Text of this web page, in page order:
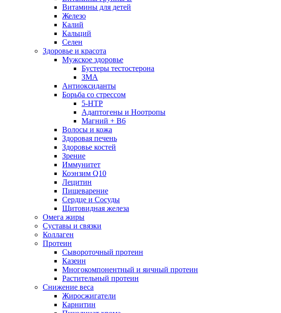
Витамины для детей
Железо
Калий
Кальций
Селен
Здоровье и красота
Мужское здоровье
Бустеры тестостерона
ЗМА
Антиоксиданты
Борьба со стрессом
5-HTP
Адаптогены и Ноотропы
Магний + В6
Волосы и кожа
Здоровая печень
Здоровье костей
Зрение
Иммунитет
Коэнзим Q10
Лецитин
Пищеварение
Сердце и Сосуды
Щитовидная железа
Омега жиры
Суставы и связки
Коллаген
Протеин
Сывороточный протеин
Казеин
Многокомпонентный и яичный протеин
Растительный протеин
Снижение веса
Жиросжигатели
Карнитин